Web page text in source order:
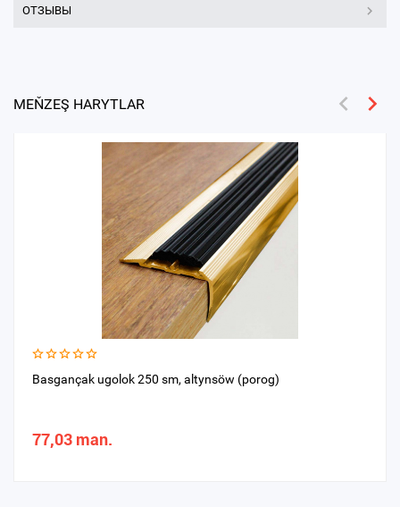
ОТЗЫВЫ
MEŇZEŞ HARYTLAR
Basgançak ugolok 250 sm, altynsöw (porog)
77,03 man.